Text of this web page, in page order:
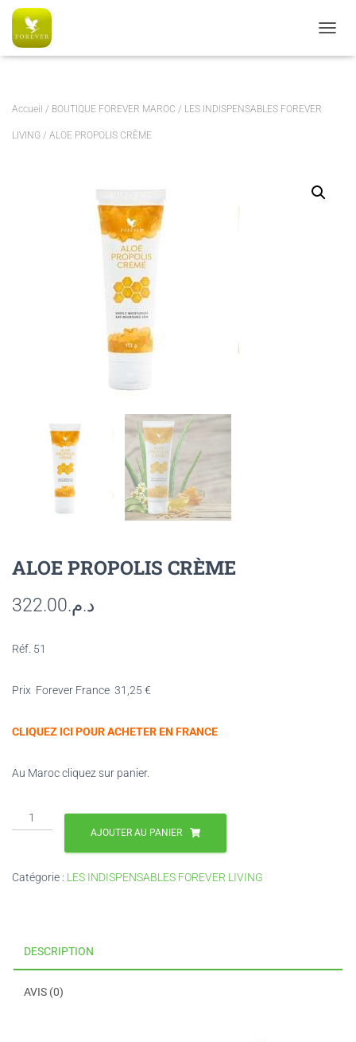
AC6C770CE5B0574051A5080E326B8091
Accueil / BOUTIQUE FOREVER MAROC / LES INDISPENSABLES FOREVER
LIVING / ALOE PROPOLIS CRÈME
ALOE PROPOLIS CRÈME
د.م.322.00
Réf. 51
Prix Forever France 31,25 €
CLIQUEZ ICI POUR ACHETER EN FRANCE
Au Maroc cliquez sur panier.
quantité
de
CRÈME
AJOUTER AU PANIER
Catégorie : LES INDISPENSABLES FOREVER LIVING
DESCRIPTION
AVIS (0)